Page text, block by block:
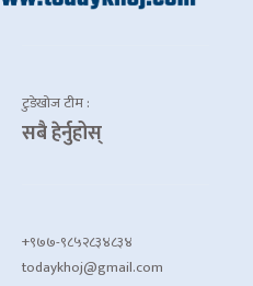
टुडेखोज टीम :
सबै हेर्नुहोस्
+९७७-९८५२८३४८३४
todaykhoj@gmail.com